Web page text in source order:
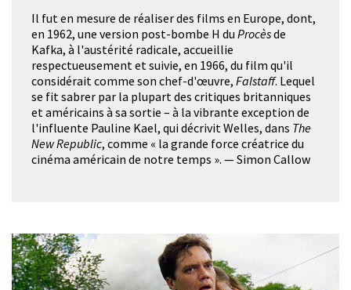
Il fut en mesure de réaliser des films en Europe, dont,
en 1962, une version post-bombe H du Procèsde
Kafka, à l'austérité radicale, accueillie
respectueusement et suivie, en 1966, du film qu'il
considérait comme son chef-d'œuvre, Falstaff. Lequel
se fit sabrer par la plupart des critiques britanniques
et américains à sa sortie – à la vibrante exception de
l'influente Pauline Kael, qui décrivit Welles, dans The
New Republic, comme « la grande force créatrice du
cinéma américain de notre temps ». — Simon Callow